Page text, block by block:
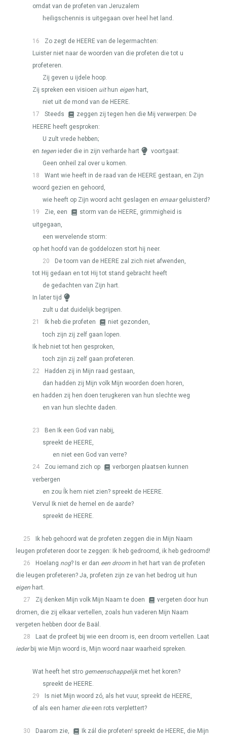
omdat van de profeten van Jeruzalem
heiligschennis is uitgegaan over heel het land.
16 Zo zegt de HEERE van de legermachten:
Luister niet naar de woorden van die profeten die tot u
profeteren.
Zij geven u ijdele hoop.
Zij spreken een visioen uithun eigen hart,
niet uit de mond van de HEERE.
17
Steeds
zeggen zij tegen hen die Mij verwerpen: De
HEERE heeft gesproken:
U zult vrede hebben;
en tegen ieder die in zijn verharde hart
voortgaat:
Geen onheil zal over u komen.
18
Want wie heeft in de raad van de HEERE gestaan, en Zijn
woord gezien en gehoord,
wie heeft op Zijn woord acht geslagen en ernaargeluisterd?
19
Zie, een storm van de HEERE, grimmigheid is
uitgegaan,
een wervelende storm:
op het hoofd van de goddelozen stort hij neer.
20
De toorn van de HEERE zal zich niet afwenden,
tot Hij gedaan en tot Hij tot stand gebracht heeft
de gedachten van Zijn hart.
In later tijd
zult u dat duidelijk begrijpen.
21
Ik heb die profeten
niet gezonden,
toch zijn zij zelf gaan lopen.
Ik heb niet tot hen gesproken,
toch zijn zij zelf gaan profeteren.
22
Hadden zij in Mijn raad gestaan,
dan hadden zij Mijn volk Mijn woorden doen horen,
en hadden zij hen doen terugkeren van hun slechte weg
en van hun slechte daden.
23
Ben Ik een God van nabij,
spreekt de HEERE,
en niet een God van verre?
24
Zou iemand zich op
verborgen plaatsen kunnen
verbergen
en zou Ík hem niet zien? spreekt de HEERE.
Vervul Ik niet de hemel en de aarde?
spreekt de HEERE.
25
Ik heb gehoord wat de profeten zeggen die in Mijn Naam
leugen profeteren door te zeggen: Ik heb gedroomd, ik heb gedroomd!
26
Hoelang nog? Is er dan een droom in het hart van de profeten
die leugen profeteren? Ja, profeten zijn ze van het bedrog uit hun
eigen hart.
27
Zij denken Mijn volk Mijn Naam te doen
vergeten door hun
dromen, die zij elkaar vertellen, zoals hun vaderen Mijn Naam
vergeten hebben door de Baäl.
28
Laat de profeet bij wie een droom is, een droom vertellen. Laat
iederbij wie Mijn woord is, Mijn woord naar waarheid spreken.
Wat heeft het stro gemeenschappelijkmet het koren?
spreekt de HEERE.
29
Is niet Mijn woord zó, als het vuur, spreekt de HEERE,
of als een hamer dieeen rots verplettert?
30 Daarom zie, Ik zál die profeten! spreekt de HEERE, die Mijn